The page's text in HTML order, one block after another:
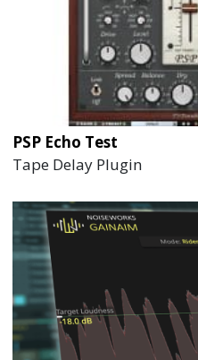
PSP Echo Test
Tape Delay Plugin